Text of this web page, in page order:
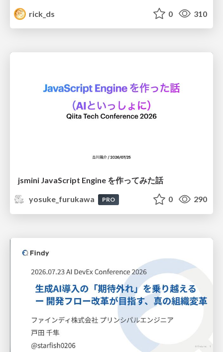
rick_ds
0 310
jsmini JavaScript Engine を作ってみた話
yosuke_furukawa
PRO 0 290